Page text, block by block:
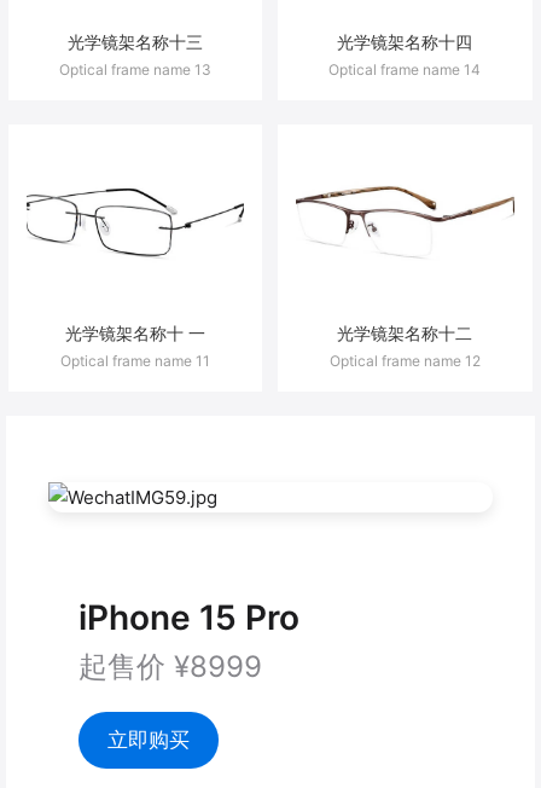
光学镜架名称十三
Optical frame name 13
光学镜架名称十四
Optical frame name 14
光学镜架名称十 一
Optical frame name 11
光学镜架名称十二
Optical frame name 12
iPhone 15 Pro
起售价 ¥8999
立即购买